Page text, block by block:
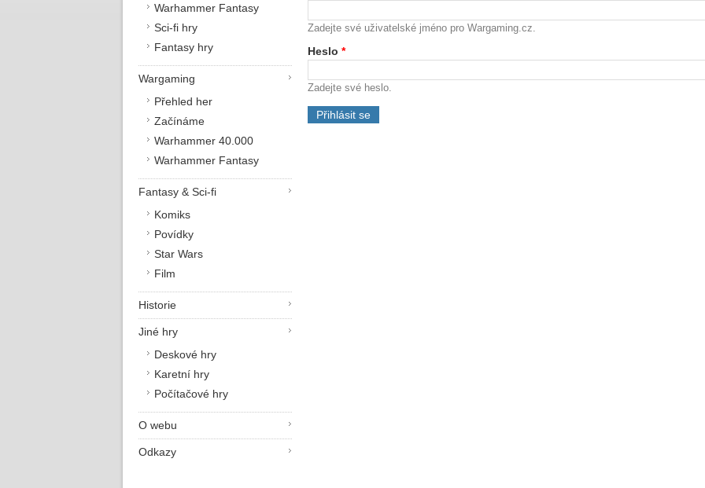
Zadejte své uživatelské jméno pro Wargaming.cz.
Heslo *
Zadejte své heslo.
Warhammer Fantasy
Sci-fi hry
Fantasy hry
Wargaming
Přehled her
Začínáme
Warhammer 40.000
Warhammer Fantasy
Fantasy & Sci-fi
Komiks
Povídky
Star Wars
Film
Historie
Jiné hry
Deskové hry
Karetní hry
Počítačové hry
O webu
Odkazy